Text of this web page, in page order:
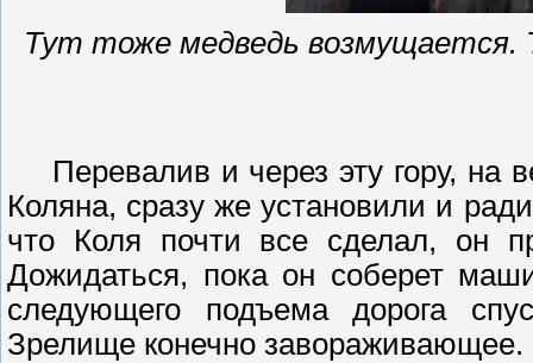
Тут тоже медведь возмущается.
Перевалив и через эту гору,
Коляна, сразу же установили и
что Коля почти все сделал, он
Дожидаться, пока он соберет
следующего подъема дорога
Зрелище конечно